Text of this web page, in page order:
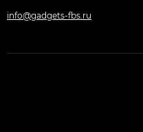
info@gadgets-fbs.ru